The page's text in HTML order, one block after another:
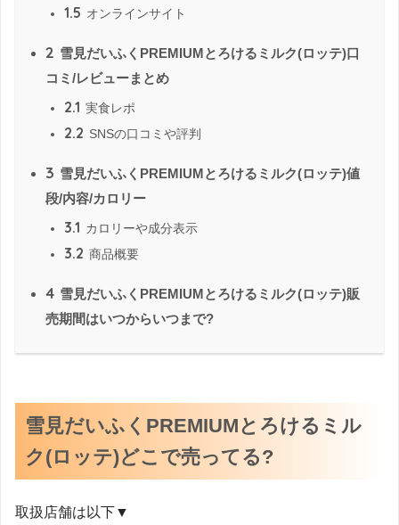
1.5 オンラインサイト
2 雪見だいふくPREMIUMとろけるミルク(ロッテ)口
コミ/レビューまとめ
2.1 実食レポ
2.2 SNSの口コミや評判
3 雪見だいふくPREMIUMとろけるミルク(ロッテ)値
段/内容/カロリー
3.1 カロリーや成分表示
3.2 商品概要
4 雪見だいふくPREMIUMとろけるミルク(ロッテ)販
売期間はいつからいつまで?
雪見だいふくPREMIUMとろけるミル
ク(ロッテ)どこで売ってる?
取扱店舗は以下▼